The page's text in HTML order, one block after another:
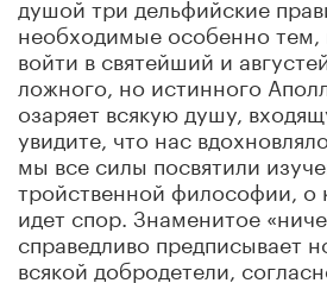
необходимые особенно тем,
войти в святейший и
ложного, но истинного
озаряет всякую душу,
увидите, что нас
мы все силы посвятили
тройственной философии, о
идет спор. Знаменитое
справедливо предписывает
всякой добродетели,